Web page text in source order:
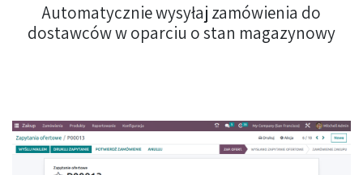
Automatycznie wysyłaj zamówienia do
dostawców w oparciu o stan magazynowy